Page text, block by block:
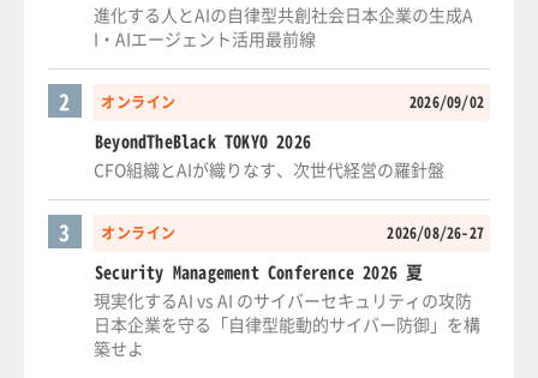
進化する人とAIの自律型共創社会日本企業の生成A
I・AIエージェント活用最前線
オンライン 2026/09/02
2
BeyondTheBlack TOKYO 2026
CFO組織とAIが織りなす、次世代経営の羅針盤
オンライン 2026/08/26-27
3
Security Management Conference 2026 夏
現実化するAI vs AI のサイバーセキュリティの攻防
日本企業を守る「自律型能動的サイバー防御」を構
築せよ